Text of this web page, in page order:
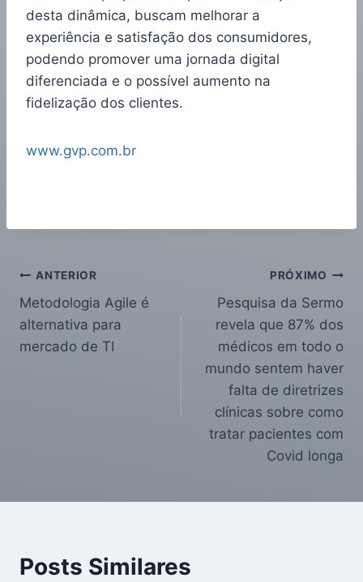
desta dinâmica, buscam melhorar a
experiência e satisfação dos consumidores,
podendo promover uma jornada digital
diferenciada e o possível aumento na
fidelização dos clientes.
www.gvp.com.br
ANTERIOR
Metodologia Agile é
alternativa para
mercado de TI
PRÓXIMO
Pesquisa da Sermo
revela que 87% dos
médicos em todo o
mundo sentem haver
falta de diretrizes
clínicas sobre como
tratar pacientes com
Covid longa
Posts Similares